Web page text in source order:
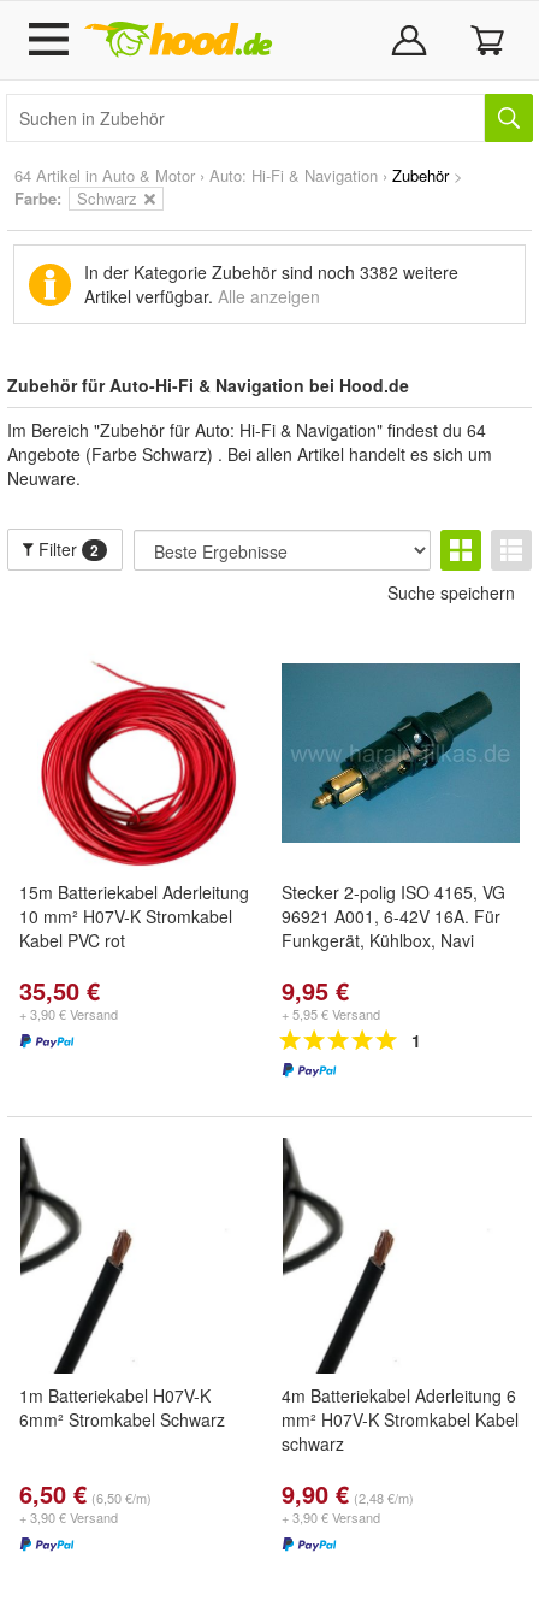
64 Artikel in Auto & Motor › Auto: Hi-Fi & Navigation › Zubehör>
Farbe:
Schwarz
In der Kategorie Zubehör sind noch 3382 weitere
Artikel verfügbar. Alle anzeigen
Zubehör für Auto-Hi-Fi & Navigation bei Hood.de
Im Bereich "Zubehör für Auto: Hi-Fi & Navigation" findest du 64
Angebote (Farbe Schwarz) . Bei allen Artikel handelt es sich um
Neuware.
Filter 2
Suche speichern
15m Batteriekabel Aderleitung
10 mm² H07V-K Stromkabel
Kabel PVC rot
35,50 €
+ 3,90 € Versand
Stecker 2-polig ISO 4165, VG
96921 A001, 6-42V 16A. Für
Funkgerät, Kühlbox, Navi
9,95 €
+ 5,95 € Versand
1
1m Batteriekabel H07V-K
6mm² Stromkabel Schwarz
6,50 € (6,50 €/m)
+ 3,90 € Versand
4m Batteriekabel Aderleitung 6
mm² H07V-K Stromkabel Kabel
schwarz
9,90 € (2,48 €/m)
+ 3,90 € Versand